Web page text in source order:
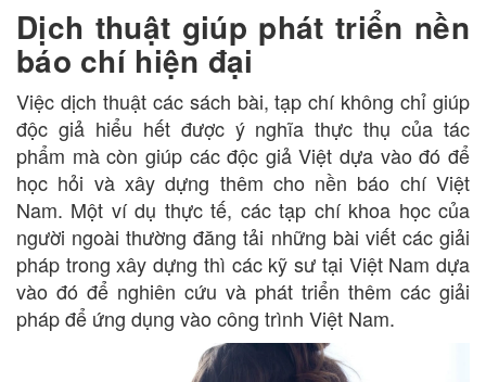
Dịch thuật giúp phát triển nền
báo chí hiện đại
Việc dịch thuật các sách bài, tạp chí không chỉ giúp
độc giả hiểu hết được ý nghĩa thực thụ của tác
phẩm mà còn giúp các độc giả Việt dựa vào đó để
học hỏi và xây dựng thêm cho nền báo chí Việt
Nam. Một ví dụ thực tế, các tạp chí khoa học của
người ngoài thường đăng tải những bài viết các giải
pháp trong xây dựng thì các kỹ sư tại Việt Nam dựa
vào đó để nghiên cứu và phát triển thêm các giải
pháp để ứng dụng vào công trình Việt Nam.